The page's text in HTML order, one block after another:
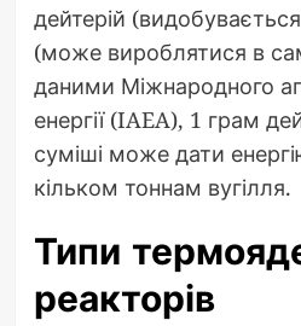
дейтерій
(може вироблятися в
даними Міжнародного
енергії (IAEA), 1 грам
суміші може дати
кільком тоннам вугілля.
Типи
реакторів